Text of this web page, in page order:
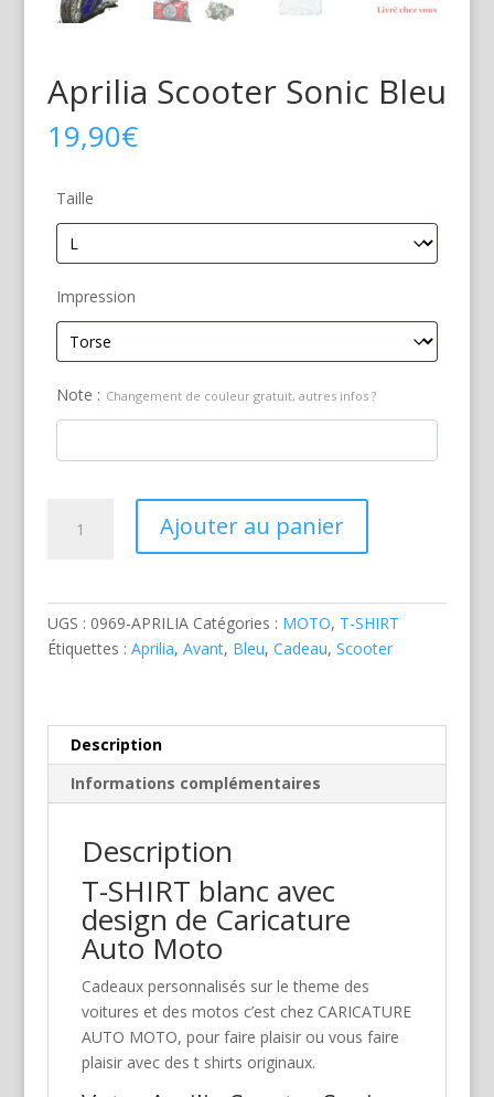
Aprilia Scooter Sonic Bleu
19,90€
Taille
Impression
Note : Changement de couleur gratuit, autres infos ?
Bleu
Ajouter au panier
UGS : 0969-APRILIA Catégories : MOTO, T-SHIRT
Étiquettes : Aprilia, Avant, Bleu, Cadeau, Scooter
Description
Informations complémentaires
Description
T-SHIRT blanc avec
design de Caricature
Auto Moto
Cadeaux personnalisés sur le theme des
voitures et des motos c’est chez CARICATURE
AUTO MOTO, pour faire plaisir ou vous faire
plaisir avec des t shirts originaux.